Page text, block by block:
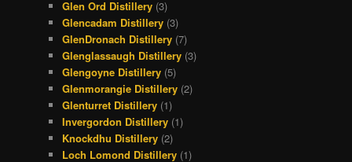
Glen Ord Distillery (3)
Glencadam Distillery (3)
GlenDronach Distillery (7)
Glenglassaugh Distillery (3)
Glengoyne Distillery (5)
Glenmorangie Distillery (2)
Glenturret Distillery (1)
Invergordon Distillery (1)
Knockdhu Distillery (2)
Loch Lomond Distillery (1)